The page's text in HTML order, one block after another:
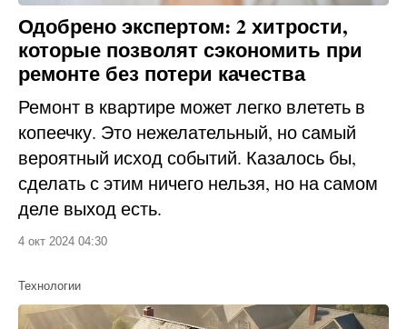
Одобрено экспертом: 2 хитрости,
которые позволят сэкономить при
ремонте без потери качества
Ремонт в квартире может легко влететь в
копеечку. Это нежелательный, но самый
вероятный исход событий. Казалось бы,
сделать с этим ничего нельзя, но на самом
деле выход есть.
4 окт 2024 04:30
Технологии